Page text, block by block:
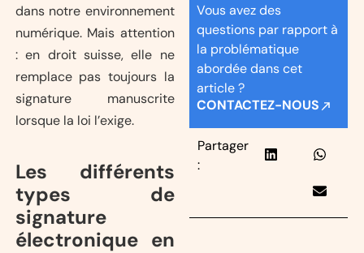
dans notre environnement
numérique. Mais attention
: en droit suisse, elle ne
remplace pas toujours la
signature manuscrite
lorsque la loi l’exige.
Les différents
types de
signature
électronique en
Vous avez des
questions par rapport à
la problématique
abordée dans cet
article ?
CONTACTEZ-NOUS
Partager
: